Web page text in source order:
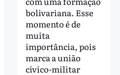
bolivariana. Esse
momento é de
muita
importância, pois
marca a união
cívico-militar